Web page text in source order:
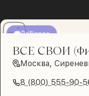
Brilliance
ВСЕ СВОИ
Москва,
8 (800) 555-90-